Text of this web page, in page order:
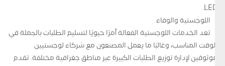
LED.
اللوجستية والوفاء
تعد الخدمات اللوجستية الفعالة أمرًا حيويًا لتسليم الطلبات بالجملة في
الوقت المناسب، وغالبًا ما يعمل المصنعون مع شركاء لوجستيين
موثوقين لإدارة توزيع الطلبات الكبيرة عبر مناطق جغرافية مختلفة. تقدم